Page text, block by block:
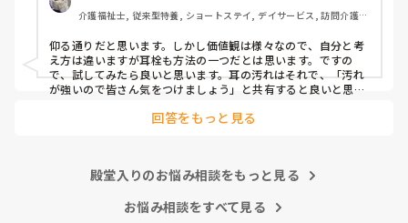
介護福祉士, 従来型特養, ショートステイ, デイサービス, 訪問介護,
仰る通りだと思います。しかし価値観は様々なので、自分と考
え方は違いますが耳栓も方法の一つだとは思います。ですの
で、試してみたら良いと思います。耳の汚れはそれで、「汚れ
が強いので皆さん気をつけましょう」と共有すると良いと思い
回答をもっと見る
殿堂入りのお悩み相談をもっと見る
お悩み相談をすべて見る